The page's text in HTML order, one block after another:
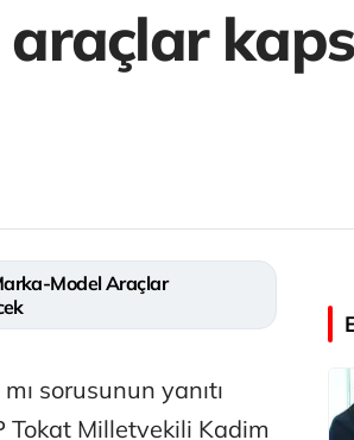
Model Araçlar
sorusunun yanıtı
Tokat Milletvekili Kadim